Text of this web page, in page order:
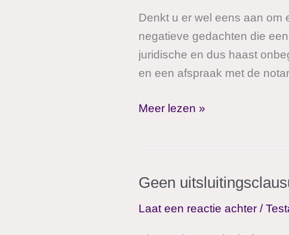
geregeld,
of
toch
niet?
Denkt u er wel eens aan om
negatieve gedachten die
juridische en dus haast
en een afspraak met de
Bij
testamentadvies
Meer lezen »
Geen
Laat een reactie achter /